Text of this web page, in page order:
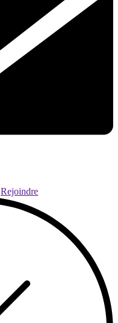
Rejoindre